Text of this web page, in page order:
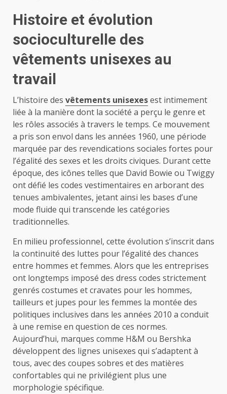
Histoire et évolution
socioculturelle des
vêtements unisexes au
travail
L’histoire des vêtements unisexesest intimement
liée à la manière dont la société a perçu le genre et
les rôles associés à travers le temps. Ce mouvement
a pris son envol dans les années 1960, une période
marquée par des revendications sociales fortes pour
l’égalité des sexes et les droits civiques. Durant cette
époque, des icônes telles que David Bowie ou Twiggy
ont défié les codes vestimentaires en arborant des
tenues ambivalentes, jetant ainsi les bases d’une
mode fluide qui transcende les catégories
traditionnelles.
En milieu professionnel, cette évolution s’inscrit dans
la continuité des luttes pour l’égalité des chances
entre hommes et femmes. Alors que les entreprises
ont longtemps imposé des dress codes strictement
genrés costumes et cravates pour les hommes,
tailleurs et jupes pour les femmes la montée des
politiques inclusives dans les années 2010 a conduit
à une remise en question de ces normes.
Aujourd’hui, marques comme H&M ou Bershka
développent des lignes unisexes qui s’adaptent à
tous, avec des coupes sobres et des matières
confortables qui ne privilégient plus une
morphologie spécifique.